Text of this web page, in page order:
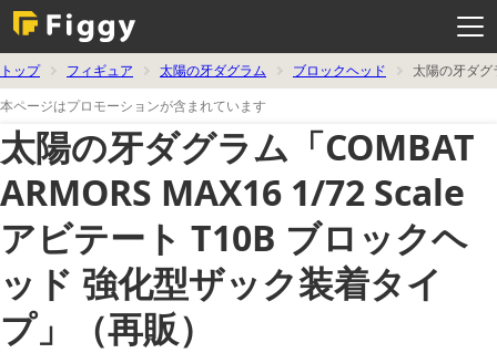
ー
を
開
く
トップ フィギュア 太陽の牙ダグラム ブロックヘッド
太陽の牙ダ
本ページはプロモーションが含まれています
太陽の牙ダグラム「COMBAT
ARMORS MAX16 1/72 Scale
アビテート T10B ブロックヘ
ッド 強化型ザック装着タイ
プ」（再販）